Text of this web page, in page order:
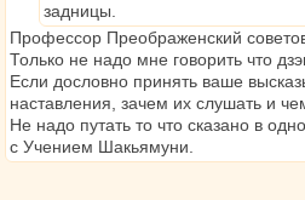
задницы.
Профессор Преображенский
Только не надо мне говорить что
Если дословно принять ваше
наставления, зачем их слушать и
Не надо путать то что сказано в
с Учением Шакьямуни.